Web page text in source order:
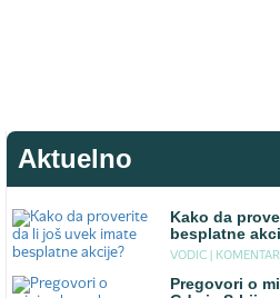
Aktuelno
Kako da
besplatne
VODIC |
Pregovori o